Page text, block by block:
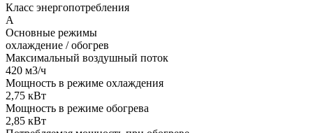
Класс энергопотребления
A
Основные режимы
охлаждение / обогрев
Максимальный воздушный поток
420 м3/ч
Мощность в режиме охлаждения
2,75 кВт
Мощность в режиме обогрева
2,85 кВт